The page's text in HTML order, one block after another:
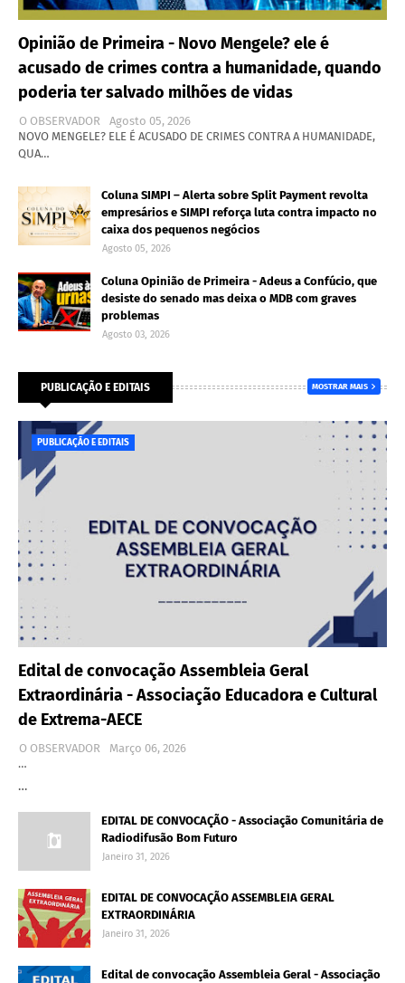
Opinião de Primeira - Novo Mengele? ele é
acusado de crimes contra a humanidade, quando
poderia ter salvado milhões de vidas
O OBSERVADOR
Agosto 05, 2026
NOVO MENGELE? ELE É ACUSADO DE CRIMES CONTRA A HUMANIDADE,
QUA…
Coluna SIMPI – Alerta sobre Split Payment revolta
empresários e SIMPI reforça luta contra impacto no
caixa dos pequenos negócios
Agosto 05, 2026
Coluna Opinião de Primeira - Adeus a Confúcio, que
desiste do senado mas deixa o MDB com graves
problemas
Agosto 03, 2026
PUBLICAÇÃO E EDITAIS MOSTRAR MAIS
PUBLICAÇÃO E EDITAIS
Edital de convocação Assembleia Geral
Extraordinária - Associação Educadora e Cultural
de Extrema-AECE
O OBSERVADOR
Março 06, 2026
…
…
EDITAL DE CONVOCAÇÃO - Associação Comunitária de
Radiodifusão Bom Futuro
Janeiro 31, 2026
EDITAL DE CONVOCAÇÃO ASSEMBLEIA GERAL
EXTRAORDINÁRIA
Janeiro 31, 2026
Edital de convocação Assembleia Geral - Associação